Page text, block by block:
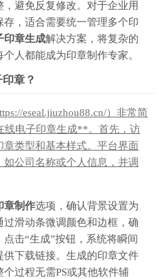
避免反复修改。对于企业用
，适合需要统一管理多个印
印章生成解决方案，将复杂的
人都能成为印章制作专家。
章？
eseal.jiuzhou88.cn/）非常简
线电子印章生成**。首先，访
类型和基本样式。平台界面
公司名称或个人信息，并调
章制作选项，确认背景设置为
滑动条微调颜色和边框，确
击“生成”按钮，系统将瞬间
下载链接。生成的印章文件
过程无需PS或其他软件辅